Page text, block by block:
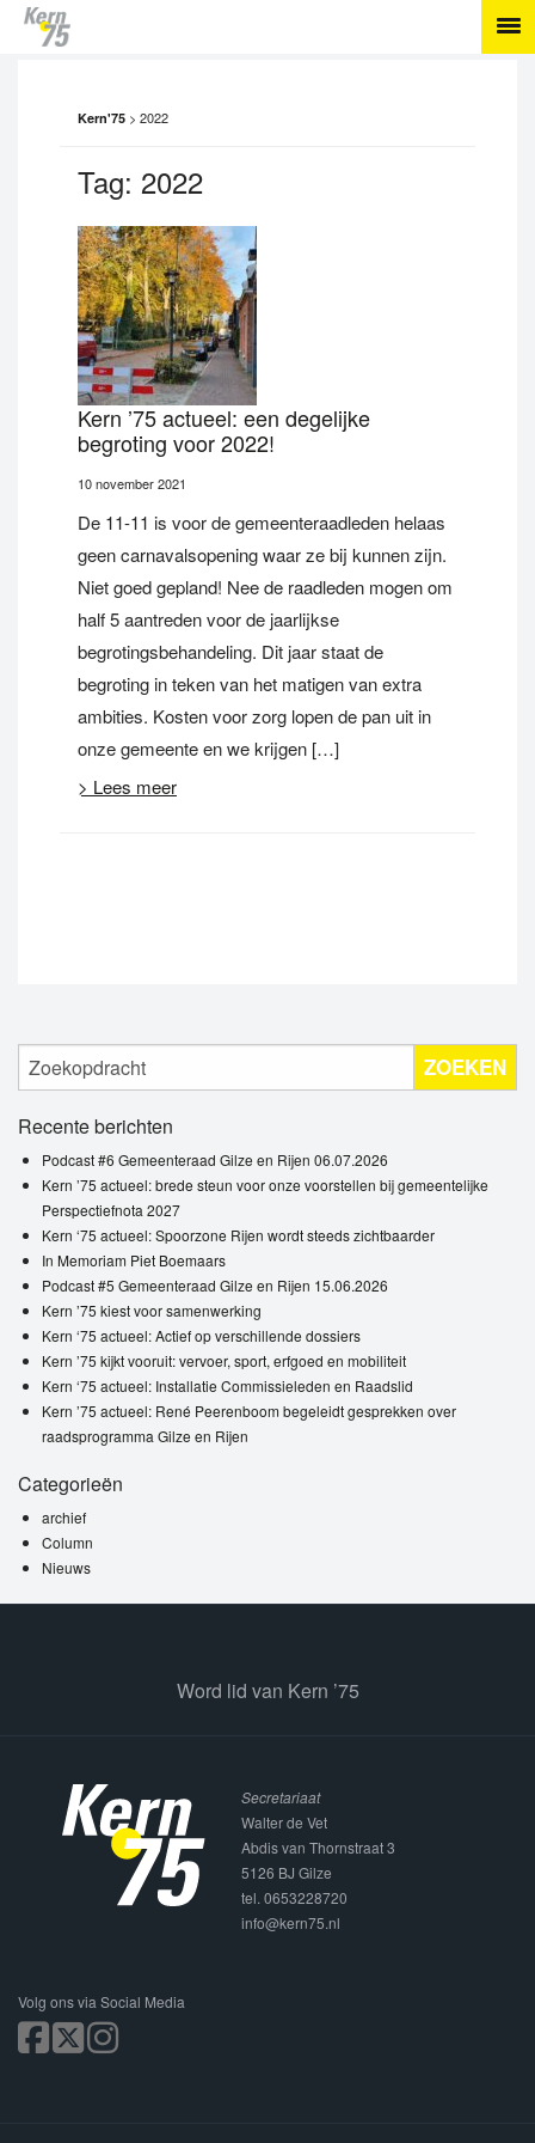
Kern'75 > 2022
Tag: 2022
Kern ’75 actueel: een degelijke
begroting voor 2022!
10 november 2021
De 11-11 is voor de gemeenteraadleden helaas
geen carnavalsopening waar ze bij kunnen zijn.
Niet goed gepland! Nee de raadleden mogen om
half 5 aantreden voor de jaarlijkse
begrotingsbehandeling. Dit jaar staat de
begroting in teken van het matigen van extra
ambities. Kosten voor zorg lopen de pan uit in
onze gemeente en we krijgen […]
> Lees meer
ZOEKEN
Recente berichten
Podcast #6 Gemeenteraad Gilze en Rijen 06.07.2026
Kern ’75 actueel: brede steun voor onze voorstellen bij gemeentelijke
Perspectiefnota 2027
Kern ‘75 actueel: Spoorzone Rijen wordt steeds zichtbaarder
In Memoriam Piet Boemaars
Podcast #5 Gemeenteraad Gilze en Rijen 15.06.2026
Kern ’75 kiest voor samenwerking
Kern ‘75 actueel: Actief op verschillende dossiers
Kern ’75 kijkt vooruit: vervoer, sport, erfgoed en mobiliteit
Kern ‘75 actueel: Installatie Commissieleden en Raadslid
Kern ’75 actueel: René Peerenboom begeleidt gesprekken over
raadsprogramma Gilze en Rijen
Categorieën
archief
Column
Nieuws
Word lid van Kern ’75
Secretariaat
Walter de Vet
Abdis van Thornstraat 3
5126 BJ Gilze
tel. 0653228720
info@kern75.nl
Volg ons via Social Media